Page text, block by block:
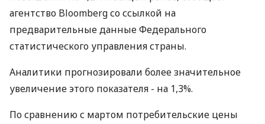
агентство Bloomberg со ссылкой на
предварительные данные Федерального
статистического управления страны.
Аналитики прогнозировали более значительное
увеличение этого показателя - на 1,3%.
По сравнению с мартом потребительские цены